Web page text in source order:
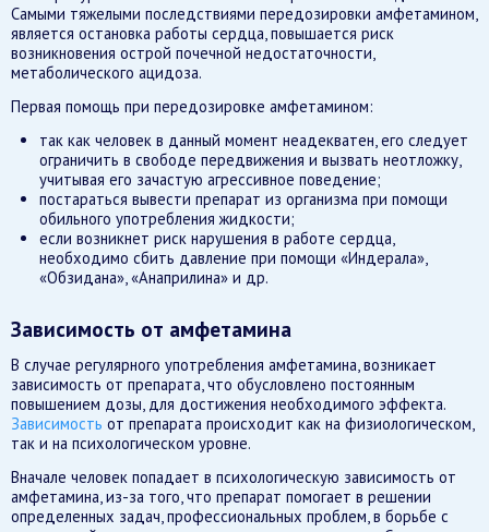
Самыми тяжелыми последствиями передозировки амфетамином,
является остановка работы сердца, повышается риск
возникновения острой почечной недостаточности,
метаболического ацидоза.
Первая помощь при передозировке амфетамином:
так как человек в данный момент неадекватен, его следует
ограничить в свободе передвижения и вызвать неотложку,
учитывая его зачастую агрессивное поведение;
постараться вывести препарат из организма при помощи
обильного употребления жидкости;
если возникнет риск нарушения в работе сердца,
необходимо сбить давление при помощи «Индерала»,
«Обзидана», «Анаприлина» и др.
Зависимость от амфетамина
В случае регулярного употребления амфетамина, возникает
зависимость от препарата, что обусловлено постоянным
повышением дозы, для достижения необходимого эффекта.
Зависимость от препарата происходит как на физиологическом,
так и на психологическом уровне.
Вначале человек попадает в психологическую зависимость от
амфетамина, из-за того, что препарат помогает в решении
определенных задач, профессиональных проблем, в борьбе с